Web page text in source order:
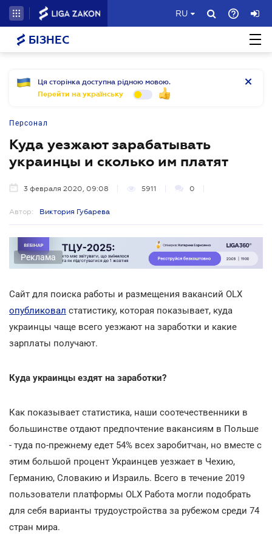
RU
БІЗНЕС
Ця сторінка доступна рідною мовою.
Перейти на українську
Персонал
Куда уезжают зарабатывать
украинцы и сколько им платят
3 февраля 2020, 09:08 5911 0
Автор: Виктория Губарева
Реклама
Сайт для поиска работы и размещения вакансий OLX
опубликовал статистику, которая показывает, куда
украинцы чаще всего уезжают на заработки и какие
зарплаты получают.
Куда украинцы ездят на заработки?
Как показывает статистика, наши соотечественники в
большинстве отдают предпочтение вакансиям в Польше
- туда по-прежнему едет 54% всех заробитчан, но вместе с
этим большой процент Украинцев уезжает в Чехию,
Германию, Словакию и Израиль. Всего в течение 2019
пользователи платформы OLX Работа могли подобрать
для себя варианты трудоустройства за рубежом среди 74
стран мира.